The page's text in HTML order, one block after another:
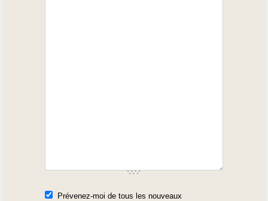
Prévenez-moi de tous les nouveaux